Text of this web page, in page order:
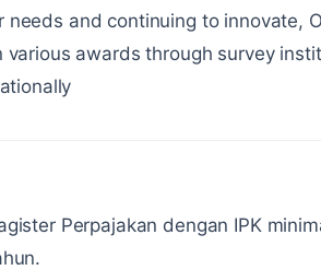
and continuing to innovate,
awards through survey
Perpajakan dengan IPK